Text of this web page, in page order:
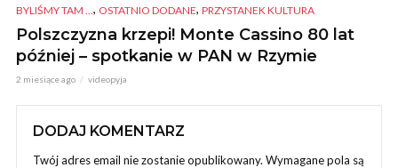
BYLIŚMY TAM ... , OSTATNIO DODANE, PRZYSTANEK KULTURA
Polszczyzna krzepi! Monte Cassino 80 lat
później – spotkanie w PAN w Rzymie
2 miesiące ago videopyja
DODAJ KOMENTARZ
Twój adres email nie zostanie opublikowany. Wymagane pola są